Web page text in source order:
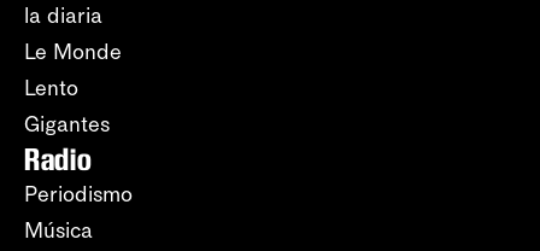
la diaria
Le Monde
Lento
Gigantes
Radio
Periodismo
Música